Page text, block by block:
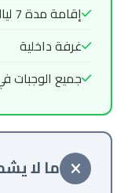
إقامة مدة 7 ليالي في السفينة
غرفة داخلية
جميع الوجبات
ما لا